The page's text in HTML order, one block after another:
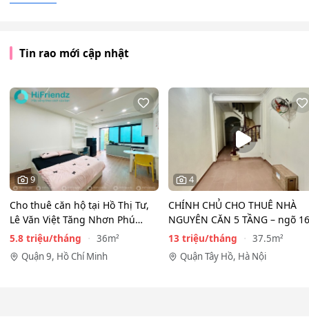
Tin rao mới cập nhật
9
Cho thuê căn hộ tại Hồ Thị Tư,
Lê Văn Việt Tăng Nhơn Phú
Quận 9(cũ) Thủ…
5.8 triệu/tháng
36m²
Quận 9, Hồ Chí Minh
4
CHÍNH CHỦ CHO THUÊ NHÀ
NGUYÊN CĂN 5 TẦNG – ngõ
Đồng Cổ, Tây Hồ
13 triệu/tháng
37.5m²
Quận Tây Hồ, Hà Nội